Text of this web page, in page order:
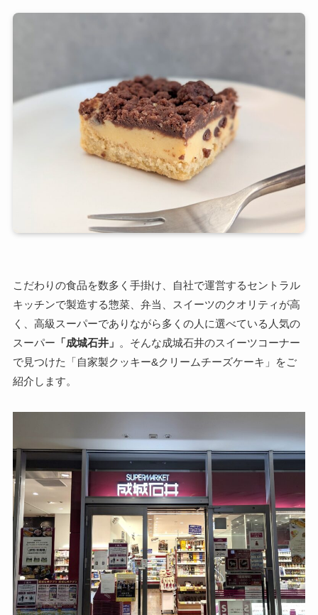
こだわりの食品を数多く手掛け、自社で運営するセントラル
キッチンで製造する惣菜、弁当、スイーツのクオリティが高
く、高級スーパーでありながら多くの人に選べている人気の
スーパー 「成城石井」 。そんな成城石井のスイーツコーナー
で見つけた「自家製クッキー&クリームチーズケーキ」をご
紹介します。